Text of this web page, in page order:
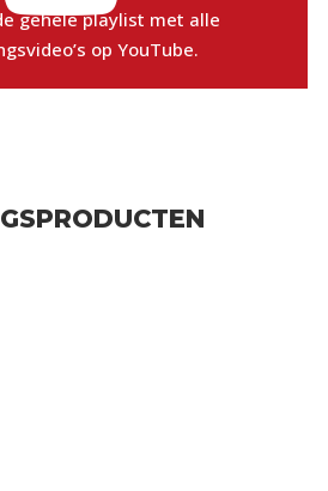
gehele playlist met alle
op YouTube.